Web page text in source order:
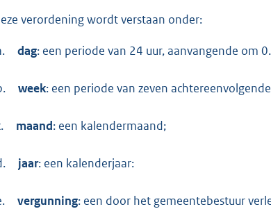
verordening wordt verstaan onder:
dag: een periode van 24 uur, aanvangende om
week: een periode van zeven
maand: een kalendermaand;
jaar: een kalenderjaar:
vergunning: een door het gemeentebestuur